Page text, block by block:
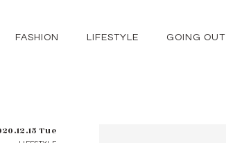
FASHION LIFESTYLE GOING OUT
Tue